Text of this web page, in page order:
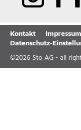
Kontakt Impressum
Datenschutz-
©2026 Sto AG - all